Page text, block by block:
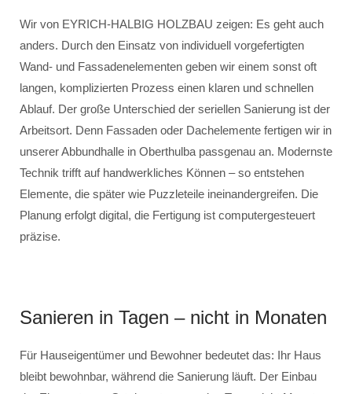
Wir von EYRICH-HALBIG HOLZBAU zeigen: Es geht auch
anders. Durch den Einsatz von individuell vorgefertigten
Wand- und Fassadenelementen geben wir einem sonst oft
langen, komplizierten Prozess einen klaren und schnellen
Ablauf. Der große Unterschied der seriellen Sanierung ist der
Arbeitsort. Denn Fassaden oder Dachelemente fertigen wir in
unserer Abbundhalle in Oberthulba passgenau an. Modernste
Technik trifft auf handwerkliches Können – so entstehen
Elemente, die später wie Puzzleteile ineinandergreifen. Die
Planung erfolgt digital, die Fertigung ist computergesteuert
präzise.
Sanieren in Tagen – nicht in Monaten
Für Hauseigentümer und Bewohner bedeutet das: Ihr Haus
bleibt bewohnbar, während die Sanierung läuft. Der Einbau